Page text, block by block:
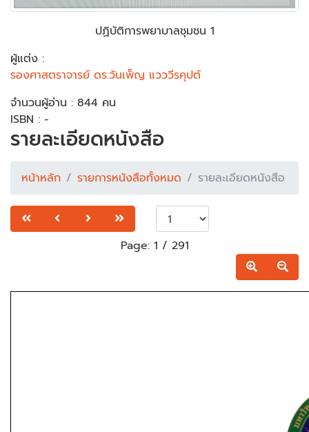
ปฏิบัติการพยาบาลชุมชน 1
ผู้แต่ง :
รองศาสตราจารย์ ดร.วันเพ็ญ แวววีรคุปต์
จำนวนผู้อ่าน : 844 คน
ISBN : -
รายละเอียดหนังสือ
หน้าหลัก รายการหนังสือทั้งหมด รายละเอียดหนังสือ
Page: 1 / 291